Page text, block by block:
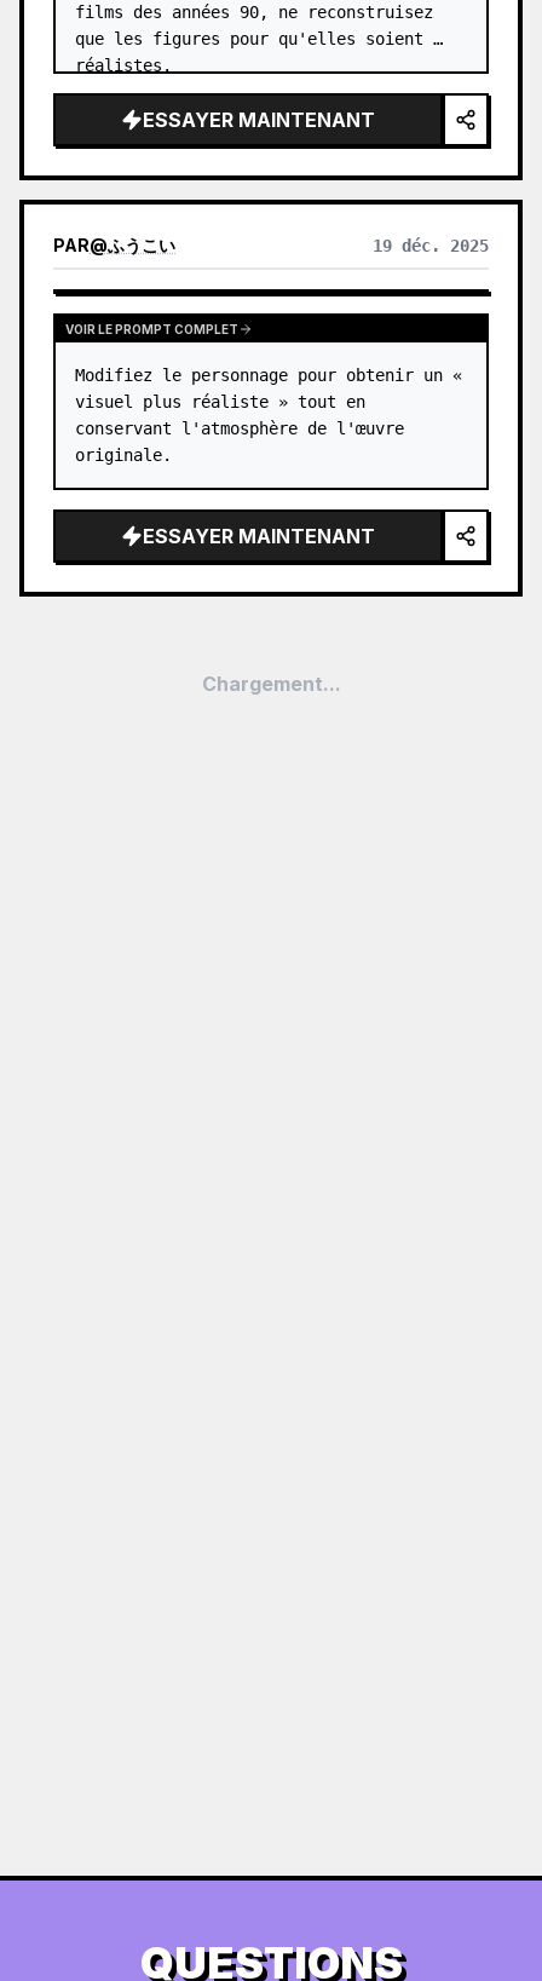
films des années 90, ne reconstruisez
que les figures pour qu'elles soient
réalistes.
ESSAYER MAINTENANT
PAR@ふうこい 19 déc. 2025
VOIR LE PROMPT COMPLET
Modifiez le personnage pour obtenir un «
visuel plus réaliste » tout en
conservant l'atmosphère de l'œuvre
originale.
ESSAYER MAINTENANT
Chargement...
QUESTIONS